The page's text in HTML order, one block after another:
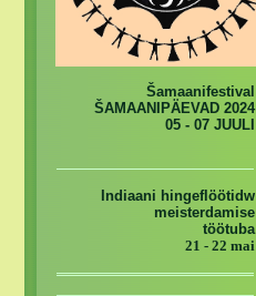
Šamaanifestival
ŠAMAANIPÄEVAD 2024
05 - 07 JUULI
Indiaani hingeflöötidw
meisterdamise
töötuba
21 - 22 mai